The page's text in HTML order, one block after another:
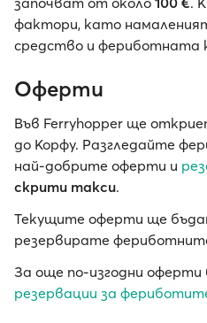
фактори, като
средство и фериботната
Оферти
Във Ferryhopper ще
до Корфу. Разгледайте
най-добрите оферти и
скрити такси.
Текущите оферти ще
резервирате
За още по-изгодни
резервации за